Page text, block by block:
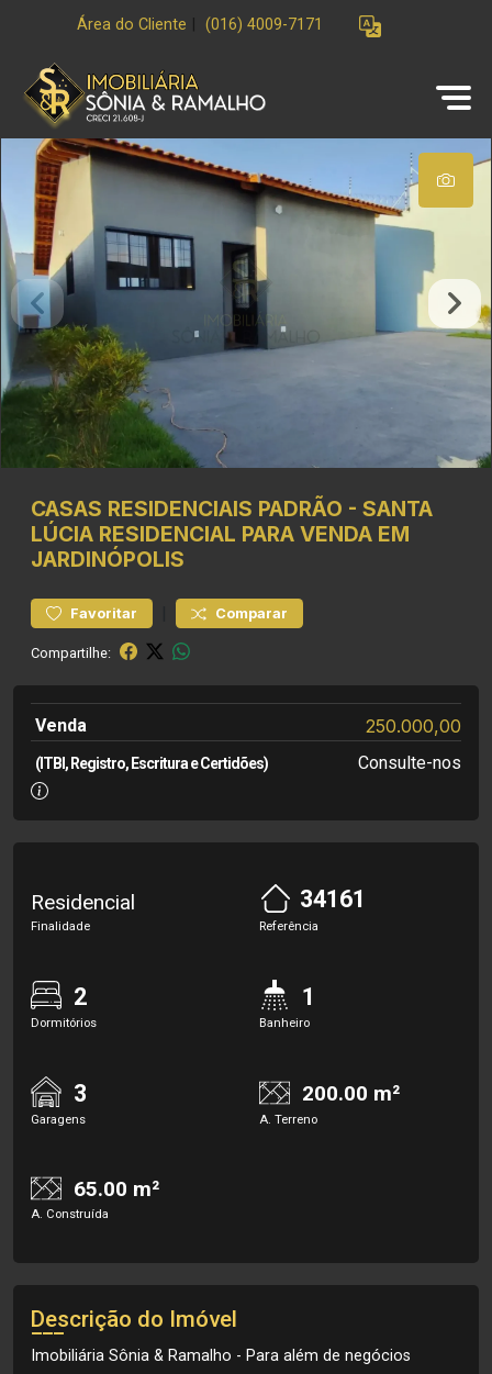
Área do Cliente (016) 4009-7171
CASAS RESIDENCIAIS PADRÃO - SANTA
LÚCIA RESIDENCIAL PARA VENDA EM
JARDINÓPOLIS
Favoritar Comparar
Compartilhe:
Venda 250.000,00
(ITBI, Registro, Escritura e Certidões) Consulte-nos
Residencial
Finalidade
34161
Referência
2
Dormitórios
1
Banheiro
3
Garagens
200.00 m²
A. Terreno
65.00 m²
A. Construída
Descrição do Imóvel
Imobiliária Sônia & Ramalho - Para além de negócios